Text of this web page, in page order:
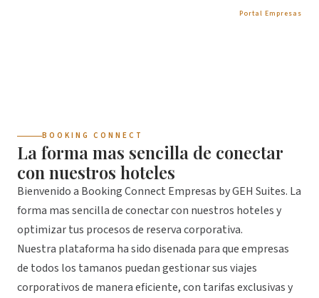
Portal Empresas
BOOKING CONNECT
La forma mas sencilla de conectar
con nuestros hoteles
Bienvenido a Booking Connect Empresas by GEH Suites. La
forma mas sencilla de conectar con nuestros hoteles y
optimizar tus procesos de reserva corporativa.
Nuestra plataforma ha sido disenada para que empresas
de todos los tamanos puedan gestionar sus viajes
corporativos de manera eficiente, con tarifas exclusivas y